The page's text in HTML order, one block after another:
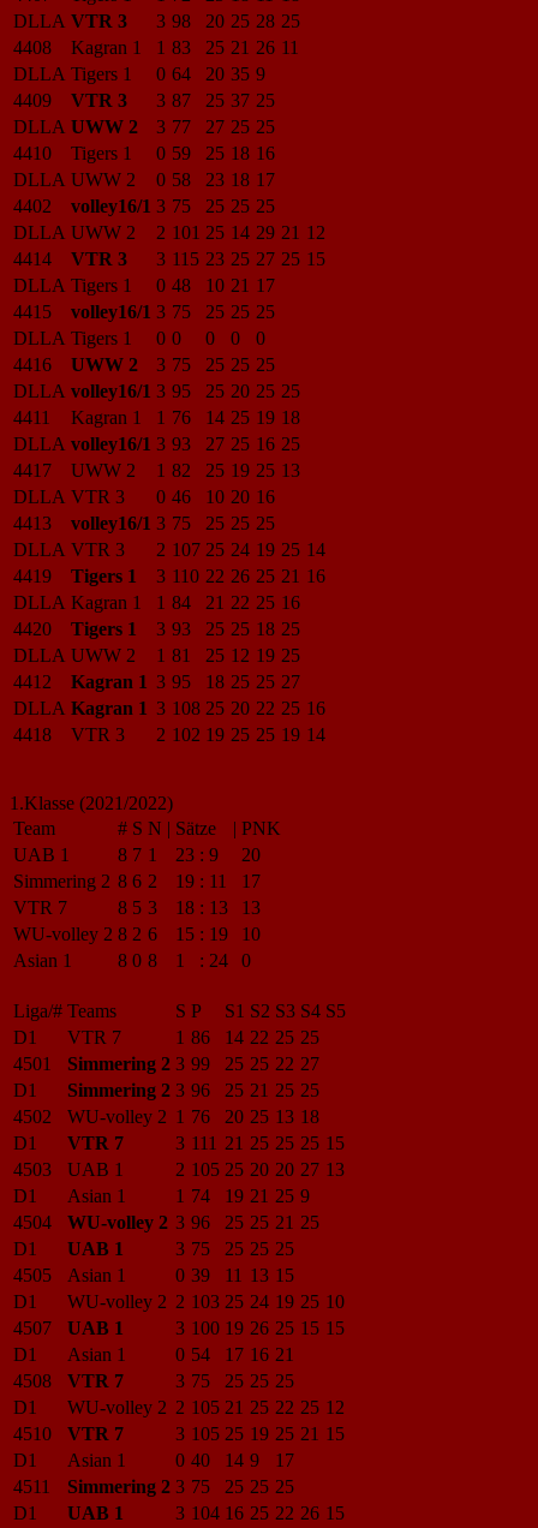
DLLA VTR 3 3 98 20 25 28 25
4408
Kagran 1 1 83 25 21 26 11
DLLA Tigers 1 0 64 20 35 9
4409
VTR 3 3 87 25 37 25
DLLA UWW 2 3 77 27 25 25
4410
Tigers 1 0 59 25 18 16
DLLA UWW 2 0 58 23 18 17
4402
volley16/1 3 75 25 25 25
DLLA UWW 2 2 101 25 14 29 21 12
4414
VTR 3 3 115 23 25 27 25 15
DLLA Tigers 1 0 48 10 21 17
4415
volley16/1 3 75 25 25 25
DLLA Tigers 1 0 0 0 0
0
4416
UWW 2 3 75 25 25 25
DLLA volley16/1 3 95 25 20 25 25
4411
Kagran 1 1 76 14 25 19 18
DLLA volley16/1 3 93 27 25 16 25
4417
UWW 2 1 82 25 19 25 13
DLLA VTR 3 0 46 10 20 16
4413
volley16/1 3 75 25 25 25
DLLA VTR 3 2 107 25 24 19 25 14
4419
Tigers 1 3 110 22 26 25 21 16
DLLA Kagran 1 1 84 21 22 25 16
4420
Tigers 1 3 93 25 25 18 25
DLLA UWW 2 1 81 25 12 19 25
4412
Kagran 1 3 95 18 25 25 27
DLLA Kagran 1 3 108 25 20 22 25 16
4418
VTR 3 2 102 19 25 25 19 14
1.Klasse (2021/2022)
Team
# S N | Sätze | PNK
UAB 1
8 7 1 23 : 9
20
Simmering 2 8 6 2 19 : 11
17
VTR 7
8 5 3 18 : 13
13
WU-volley 2 8 2 6 15 : 19
10
Asian 1
8 0 8 1 : 24 0
Liga/# Teams S P S1 S2 S3 S4 S5
D1
VTR 7 1 86 14 22 25 25
4501
Simmering 2 3 99 25 25 22 27
D1
Simmering 2 3 96 25 21 25 25
4502
WU-volley 2 1 76 20 25 13 18
D1
VTR 7 3 111 21 25 25 25 15
4503
UAB 1 2 105 25 20 20 27 13
D1
Asian 1 1 74 19 21 25 9
4504
WU-volley 2 3 96 25 25 21 25
D1
UAB 1 3 75 25 25 25
4505
Asian 1 0 39 11 13 15
D1
WU-volley 2 2 103 25 24 19 25 10
4507
UAB 1 3 100 19 26 25 15 15
D1
Asian 1 0 54 17 16 21
4508
VTR 7 3 75 25 25 25
D1
WU-volley 2 2 105 21 25 22 25 12
4510
VTR 7 3 105 25 19 25 21 15
D1
Asian 1 0 40 14 9
17
4511
Simmering 2 3 75 25 25 25
D1
UAB 1 3 104 16 25 22 26 15